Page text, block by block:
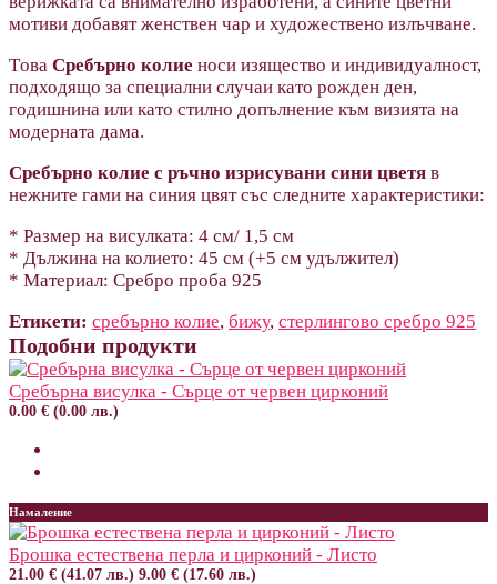
мотиви добавят женствен чар и художествено излъчване.
Tова Сребърно колие носи изящество и индивидуалност,
подходящо за специални случаи като рожден ден,
годишнина или като стилно допълнение към визията на
модерната дама.
Сребърно колие с ръчно изрисувани сини цветя в
нежните гами на синия цвят със следните характеристики:
* Размер на висулката: 4 см/ 1,5 см
* Дължина на колието: 45 см (+5 см удължител)
* Материал: Сребро проба 925
Етикети: сребърно колие, бижу, стерлингово сребро 925
Подобни продукти
Сребърна висулка - Сърце от червен цирконий
0.00 € (0.00 лв.)
Намаление
Брошка естествена перла и цирконий - Листо
21.00 € (41.07 лв.) 9.00 € (17.60 лв.)